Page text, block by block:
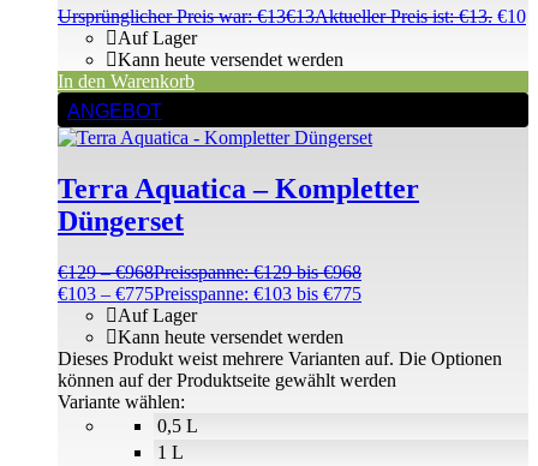
Ursprünglicher Preis war: €13€13Aktueller Preis ist: €13. €10
Auf Lager
Kann heute versendet werden
In den Warenkorb
ANGEBOT
Terra Aquatica – Kompletter
Düngerset
€129 –€968Preisspanne: €129 bis €968
€103 – €775Preisspanne: €103 bis €775
0,5 L
1 L
Auf Lager
Kann heute versendet werden
Variante wählen:
Dieses Produkt weist mehrere Varianten auf. Die Optionen
können auf der Produktseite gewählt werden